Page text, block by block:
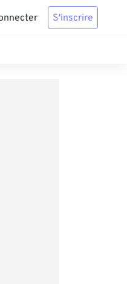
S'inscrire